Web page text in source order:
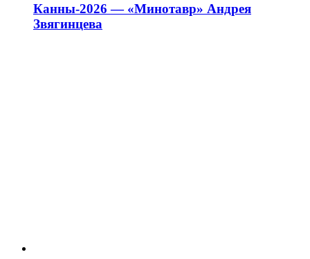
Канны-2026 — «Минотавр» Андрея
Звягинцева